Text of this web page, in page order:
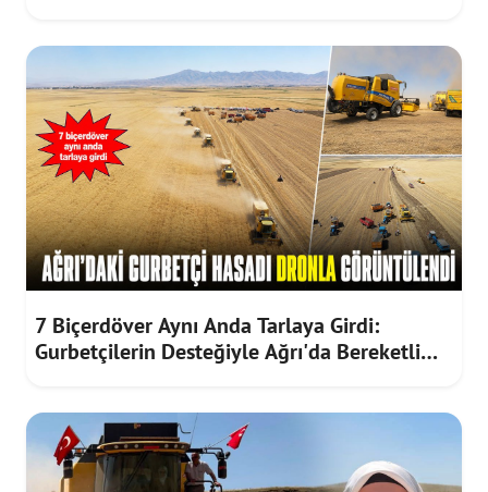
7 Biçerdöver Aynı Anda Tarlaya Girdi:
Gurbetçilerin Desteğiyle Ağrı'da Bereketli